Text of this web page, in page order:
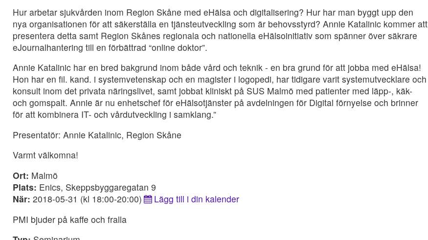
Hur arbetar sjukvården inom Region Skåne med eHälsa och digitalisering? Hur har man byggt upp den
nya organisationen för att säkerställa en tjänsteutveckling som är behovsstyrd? Annie Katalinic kommer att
presentera detta samt Region Skånes regionala och nationella eHälsoinitiativ som spänner över säkrare
eJournalhantering till en förbättrad “online doktor”.
Annie Katalinic har en bred bakgrund inom både vård och teknik - en bra grund för att jobba med eHälsa!
Hon har en fil. kand. i systemvetenskap och en magister i logopedi, har tidigare varit systemutvecklare och
konsult inom det privata näringslivet, samt jobbat kliniskt på SUS Malmö med patienter med läpp-, käk-
och gomspalt. Annie är nu enhetschef för eHälsotjänster på avdelningen för Digital förnyelse och brinner
för att kombinera IT- och vårdutveckling i samklang.”
Presentatör: Annie Katalinic, Region Skåne
Varmt välkomna!
Ort: Malmö
Plats: Enics, Skeppsbyggaregatan 9
När: 2018-05-31 (kl 18:00-20:00)
Lägg till i din kalender
PMI bjuder på kaffe och fralla